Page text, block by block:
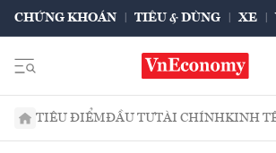
CHỨNG KHOÁN TIÊU & DÙNG XE
TIÊU ĐIỂMĐẦU TƯTÀI CHÍNHKINH